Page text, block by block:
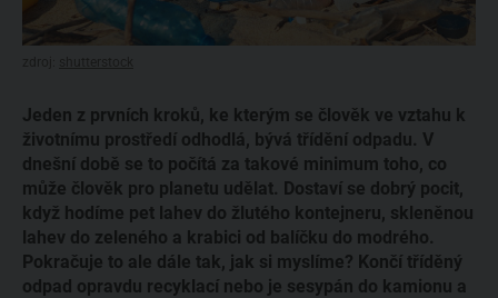
Jeden z prvních kroků, ke kterým se člověk ve vztahu k
životnímu prostředí odhodlá, bývá třídění odpadu. V
dnešní době se to počítá za takové minimum toho, co
může člověk pro planetu udělat. Dostaví se dobrý pocit,
když hodíme pet lahev do žlutého kontejneru, skleněnou
lahev do zeleného a krabici od balíčku do modrého.
Pokračuje to ale dále tak, jak si myslíme? Končí tříděný
odpad opravdu recyklací nebo je sesypán do kamionu a